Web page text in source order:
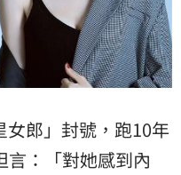
郎」封號，跑10年
言：「對她感到內